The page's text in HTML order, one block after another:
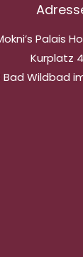
Palais
Kurplatz
Bad Wildbad